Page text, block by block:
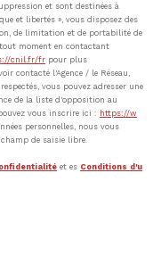
et sont destinées à
et libertés », vous disposez des
de limitation et de portabilité de
tout moment en contactant
cnil.fr/fr pour plus
contacté l'Agence / le Réseau,
vous pouvez adresser une
de la liste d'opposition au
vous inscrire ici : https://w
personnelles, nous vous
de saisie libre.
et es Conditions d'u